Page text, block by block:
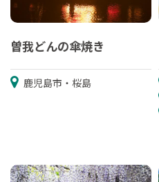
曽我どんの傘焼き
鹿児島市・桜島